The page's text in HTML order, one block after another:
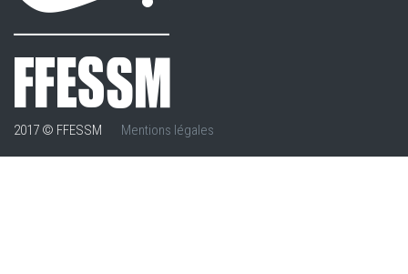
2017 © FFESSM Mentions légales